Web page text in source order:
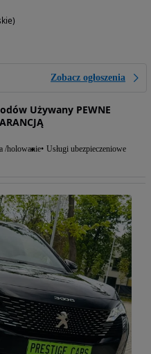
Zobacz ogłoszenia
Używany PEWNE
/holowanie Usługi ubezpieczeniowe